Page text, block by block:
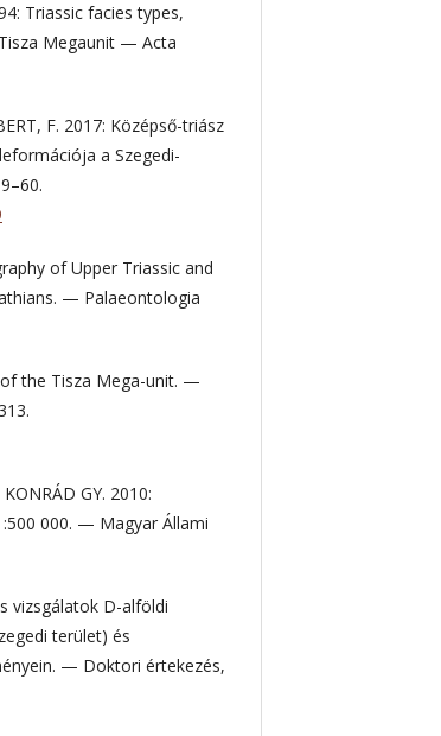
Triassic facies types,
Megaunit — Acta
F. 2017: Középső-triász
a Szegedi-
of Upper Triassic and
— Palaeontologia
of the Tisza Mega-unit. —
GY. 2010:
000. — Magyar Állami
vizsgálatok D-alföldi
terület) és
— Doktori értekezés,